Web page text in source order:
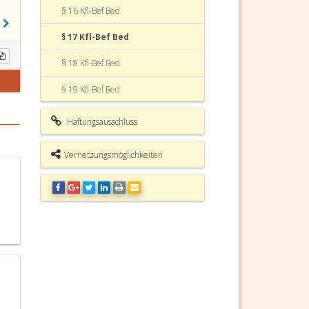
§ 16 Kfl-Bef Bed
§ 17 Kfl-Bef Bed
§ 18 Kfl-Bef Bed
§ 19 Kfl-Bef Bed
§ 20 Kfl-Bef Bed
§ 21 Kfl-Bef Bed
§ 22 Kfl-Bef Bed
§ 23 Kfl-Bef Bed
Haftungsausschluss
Vernetzungsmöglichkeiten